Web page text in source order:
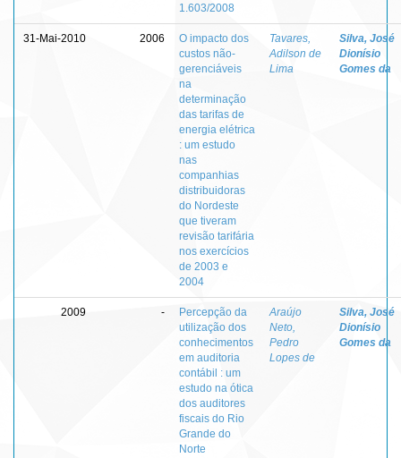
1.603/2008
31-Mai-2010 2006
O impacto dos
custos não-
gerenciáveis
na
determinação
das tarifas de
energia elétrica
: um estudo
nas
companhias
distribuidoras
do Nordeste
que tiveram
revisão tarifária
nos exercícios
de 2003 e
2004
Tavares,
Adilson de
Lima
Silva, José
Dionísio
Gomes da
2009 -
Percepção da
utilização dos
conhecimentos
em auditoria
contábil : um
estudo na ótica
dos auditores
fiscais do Rio
Grande do
Norte
Araújo
Neto,
Pedro
Lopes de
Silva, José
Dionísio
Gomes da